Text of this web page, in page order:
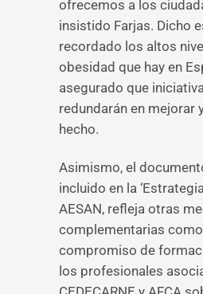
ofrecemos a los
insistido Farjas. Dicho
recordado los altos
obesidad que hay en
asegurado que
redundarán en mejorar
hecho.
Asimismo, el
incluido en la
AESAN, refleja otras
complementarias como
compromiso de
los profesionales